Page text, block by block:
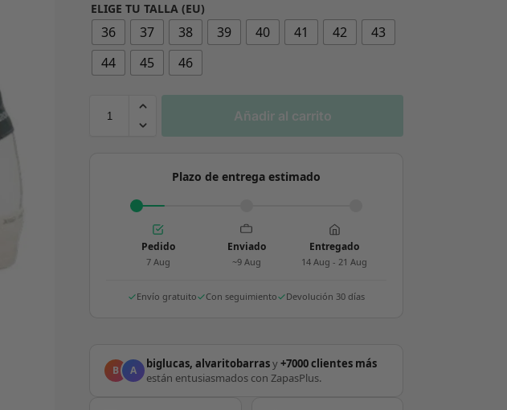
ELIGE TU TALLA (EU)
36 37 38 39 40 41 42
43
44
45 46
Añadir al carrito
Plazo de entrega estimado
Pedido
7 Aug
Enviado
~9 Aug
Entregado
14 Aug - 21 Aug
Envío gratuito Con seguimiento Devolución 30 días
B A biglucas, alvaritobarrasy+7000 clientes más
están entusiasmados con ZapasPlus.